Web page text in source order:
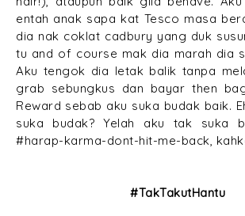
entah anak sapa kat Tesco masa
dia nak coklat cadbury yang duk
tu and of course mak dia marah dia
Aku tengok dia letak balik tanpa
grab sebungkus dan bayar then
Reward sebab aku suka budak baik.
suka budak? Yelah aku tak suka
#harap-karma-dont-hit-me-back,
#TakTakutHantu